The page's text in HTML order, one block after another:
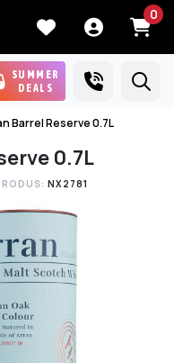
0
SUMMER
DEALS
Barrel Reserve 0.7L
0.7L
NX2781